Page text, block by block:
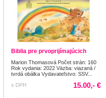
Biblia pre prvoprijímajúcich
Marion Thomasová Počet strán: 160
Rok vydania: 2022 Väzba: viazaná /
tvrdá obálka Vydavateľstvo: SSV...
s DPH
15.00,- €